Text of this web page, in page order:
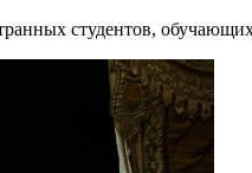
студентов,